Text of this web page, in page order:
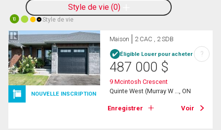
Style de vie 0
10 Style de vie
NOUVELLE INSCRIPTION
Maison 2 CAC , 2 SDB
Éligible Louer pour acheter
487 000 $
9 Mcintosh Crescent
Quinte West (Murray W ..., ON
Enregistrer Voir
?